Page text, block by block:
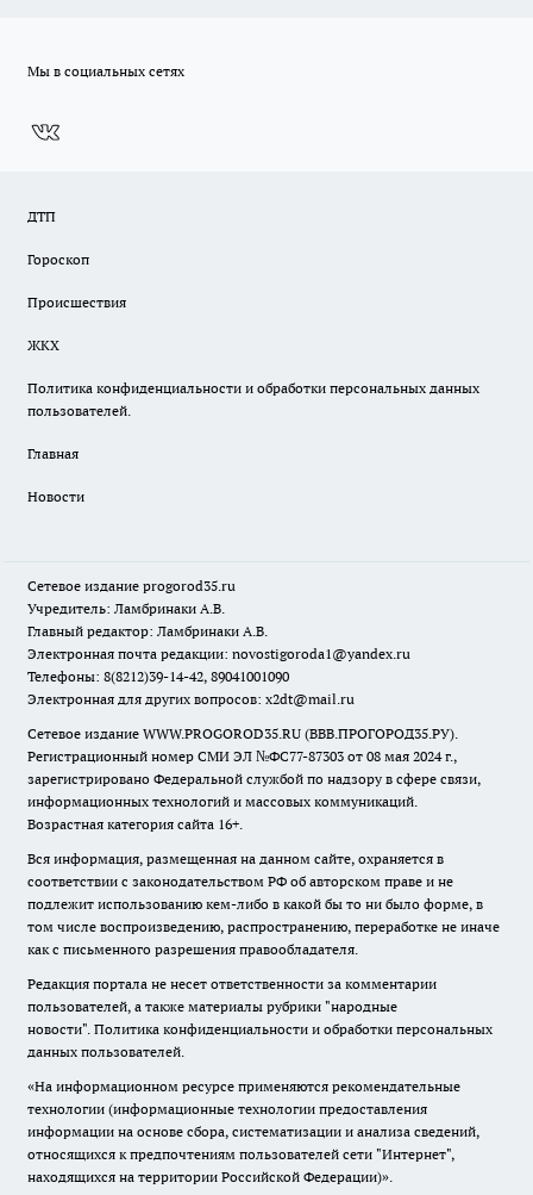
Мы в социальных сетях
ДТП
Гороскоп
Происшествия
ЖКХ
Политика конфиденциальности и обработки персональных данных
пользователей.
Главная
Новости
Сетевое издание progorod35.ru
Учредитель: Ламбринаки А.В.
Главный редактор: Ламбринаки А.В.
Электронная почта редакции: novostigoroda1@yandex.ru
Телефоны: 8(8212)39-14-42, 89041001090
Электронная для других вопросов: x2dt@mail.ru
Сетевое издание WWW.PROGOROD35.RU (ВВВ.ПРОГОРОД35.РУ).
Регистрационный номер СМИ ЭЛ №ФС77-87303 от 08 мая 2024 г.,
зарегистрировано Федеральной службой по надзору в сфере связи,
информационных технологий и массовых коммуникаций.
Возрастная категория сайта 16+.
Вся информация, размещенная на данном сайте, охраняется в
соответствии с законодательством РФ об авторском праве и не
подлежит использованию кем-либо в какой бы то ни было форме, в
том числе воспроизведению, распространению, переработке не иначе
как с письменного разрешения правообладателя.
Редакция портала не несет ответственности за комментарии
пользователей, а также материалы рубрики "народные
новости". Политика конфиденциальности и обработки персональных
данных пользователей.
«На информационном ресурсе применяются рекомендательные
технологии (информационные технологии предоставления
информации на основе сбора, систематизации и анализа сведений,
относящихся к предпочтениям пользователей сети "Интернет",
находящихся на территории Российской Федерации)».